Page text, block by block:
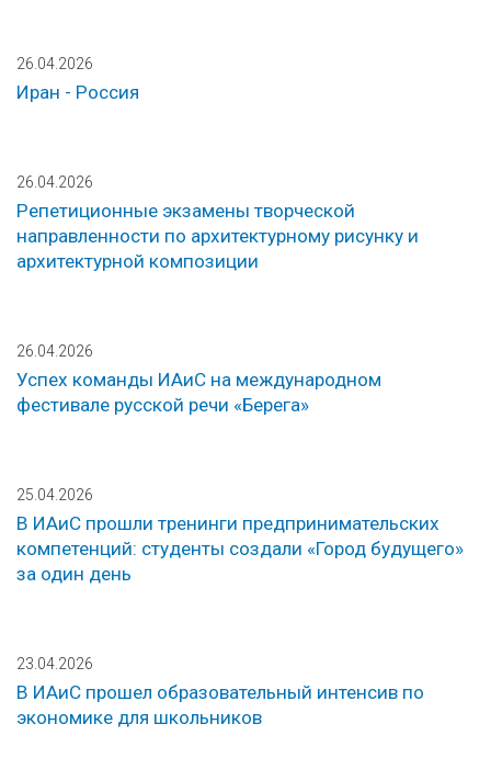
26.04.2026
Иран - Россия
26.04.2026
Репетиционные экзамены творческой
направленности по архитектурному рисунку и
архитектурной композиции
26.04.2026
Успех команды ИАиС на международном
фестивале русской речи «Берега»
25.04.2026
В ИАиС прошли тренинги предпринимательских
компетенций: студенты создали «Город будущего»
за один день
23.04.2026
В ИАиС прошел образовательный интенсив по
экономике для школьников